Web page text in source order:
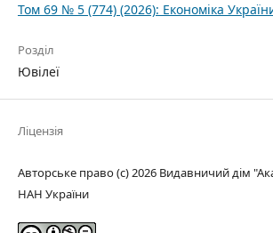
Том 69 № 5 (774) (2026): Економіка
Розділ
Ювілеї
Ліцензія
Авторське право (c) 2026 Видавничий дім
НАН України